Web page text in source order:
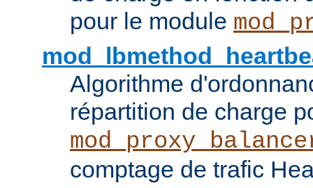
pour le module
Algorithme
répartition de charge
comptage de trafic